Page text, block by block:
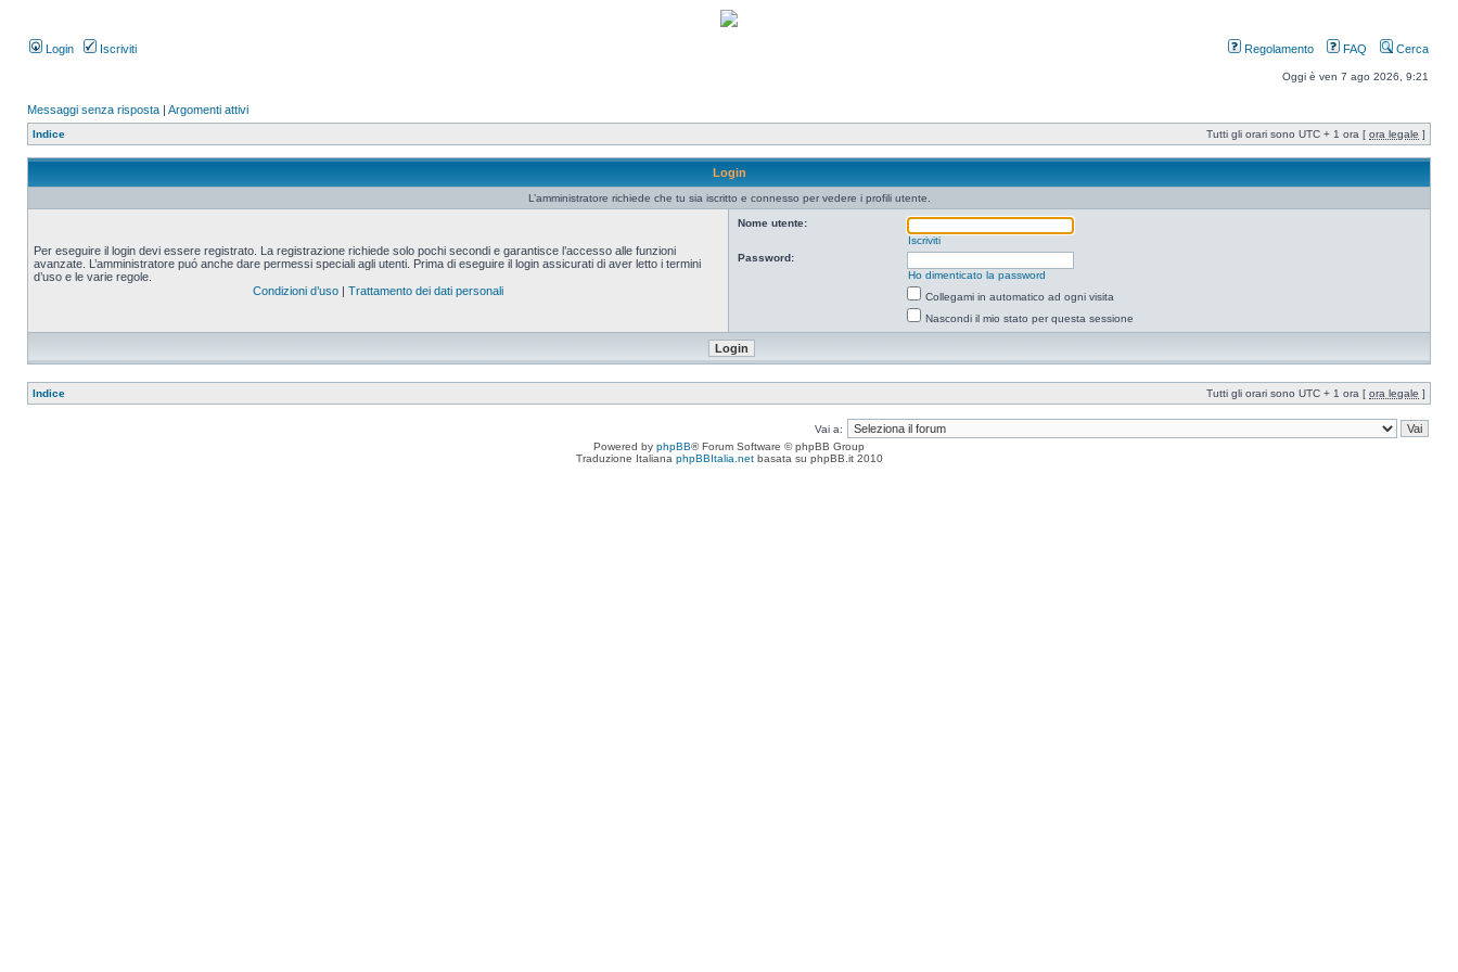
Login Iscriviti Regolamento FAQ Cerca
Oggi è ven 7 ago 2026, 9:21
Messaggi senza risposta | Argomenti attivi
Indice Tutti gli orari sono UTC + 1 ora [ ora legale ]
Login
L’amministratore richiede che tu sia iscritto e connesso per vedere i profili utente.
Per eseguire il login devi essere registrato. La registrazione richiede solo pochi secondi e garantisce l’accesso alle funzioni
avanzate. L’amministratore puó anche dare permessi speciali agli utenti. Prima di eseguire il login assicurati di aver letto i termini
d’uso e le varie regole.
Condizioni d’uso | Trattamento dei dati personali
Nome utente:
Iscriviti
Password:
Ho dimenticato la password
Collegami in automatico ad ogni visita
Nascondi il mio stato per questa sessione
Indice Tutti gli orari sono UTC + 1 ora [ ora legale ]
Vai a:
Powered by phpBB® Forum Software © phpBB Group
Traduzione Italiana phpBBItalia.netbasata su phpBB.it 2010